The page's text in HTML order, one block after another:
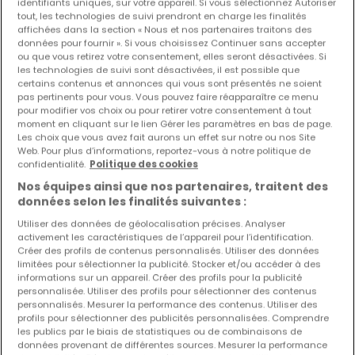
Les nouvelles annonces et baisses de prix en
avant première !
Activez une alerte sur cette recherche pour recevoir les
nouveaux biens ainsi que les changements de prix dans
votre boite email !
Créez une alerte
Maisons 1 chambre à proximité d'Assel
Maisons 1 chambre Remich
Maisons par nombre de chambres
2 chambres
3 chambres
4 chambres
tout, les technologies de suivi prendront en charge les finalités
affichées dans la section « Nous et nos partenaires traitons des
données pour fournir ». Si vous choisissez Continuer sans accepter
ou que vous retirez votre consentement, elles seront désactivées. Si
les technologies de suivi sont désactivées, il est possible que
certains contenus et annonces qui vous sont présentés ne soient
pas pertinents pour vous. Vous pouvez faire réapparaître ce menu
pour modifier vos choix ou pour retirer votre consentement à tout
moment en cliquant sur le lien Gérer les paramètres en bas de page.
Les choix que vous avez fait aurons un effet sur notre ou nos Site
Web. Pour plus d’informations, reportez-vous à notre politique de
confidentialité. Politique des cookies
Nos équipes ainsi que nos partenaires, traitent des
données selon les finalités suivantes :
Utiliser des données de géolocalisation précises. Analyser
activement les caractéristiques de l’appareil pour l’identification.
Créer des profils de contenus personnalisés. Utiliser des données
limitées pour sélectionner la publicité. Stocker et/ou accéder à des
informations sur un appareil. Créer des profils pour la publicité
personnalisée. Utiliser des profils pour sélectionner des contenus
personnalisés. Mesurer la performance des contenus. Utiliser des
profils pour sélectionner des publicités personnalisées. Comprendre
les publics par le biais de statistiques ou de combinaisons de
données provenant de différentes sources. Mesurer la performance